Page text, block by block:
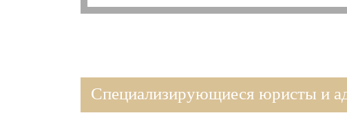
Специализирующиеся юристы и